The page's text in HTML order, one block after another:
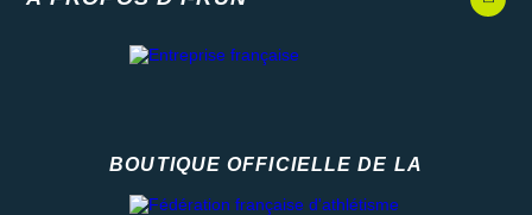
BOUTIQUE OFFICIELLE DE LA